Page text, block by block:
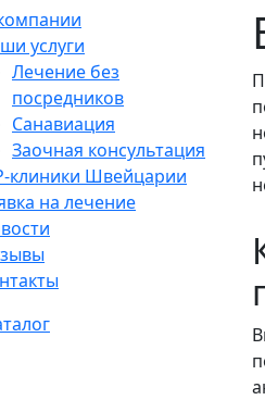
услуги
Лечение без
посредников
Санавиация
Заочная консультация
клиники Швейцарии
на лечение